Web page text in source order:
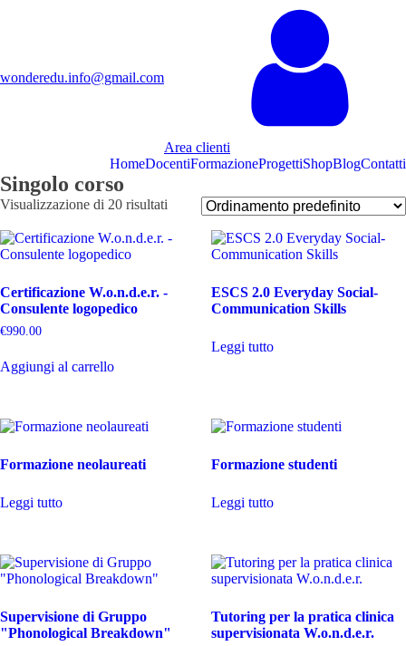
wonderedu.info@gmail.com
Area clienti
HomeDocentiFormazioneProgettiShopBlogContatti
Singolo corso
Visualizzazione di 20 risultati
Certificazione W.o.n.d.e.r. -
Consulente logopedico
€990.00
Aggiungi al carrello
ESCS 2.0 Everyday Social-
Communication Skills
Leggi tutto
Formazione neolaureati
Leggi tutto
Formazione studenti
Leggi tutto
Supervisione di Gruppo
"Phonological Breakdown"
Tutoring per la pratica clinica
supervisionata W.o.n.d.e.r.